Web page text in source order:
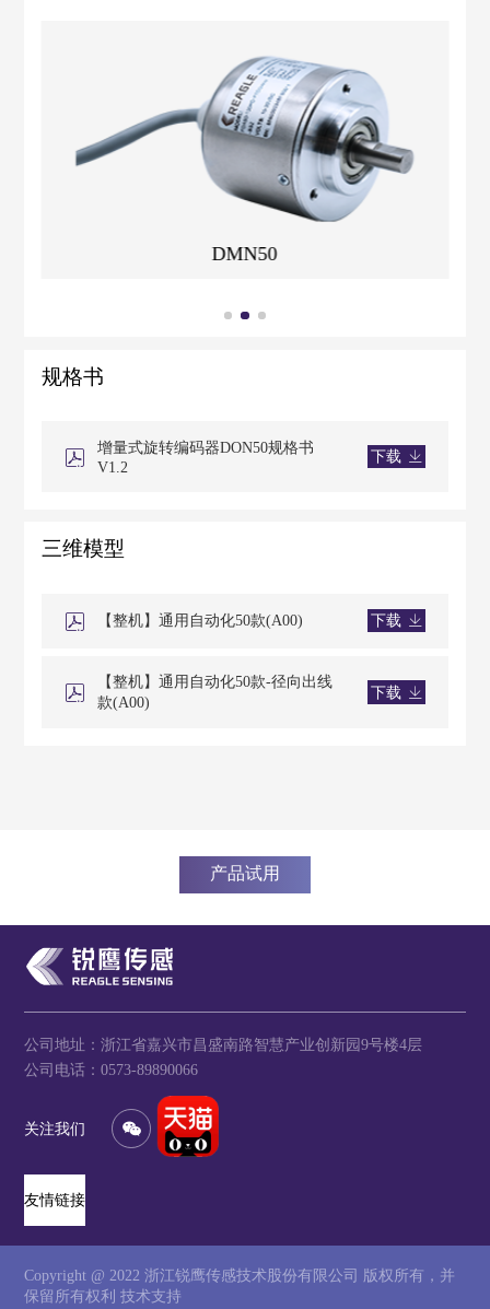
DMN50
规格书
增量式旋转编码器DON50规格书
V1.2
下载
三维模型
【整机】通用自动化50款(A00) 下载
【整机】通用自动化50款-径向出线
款(A00)
下载
产品试用
公司地址：浙江省嘉兴市昌盛南路智慧产业创新园9号楼4层
公司电话：0573-89890066
关注我们
友情链接
Copyright @ 2022 浙江锐鹰传感技术股份有限公司 版权所有，并
保留所有权利技术支持